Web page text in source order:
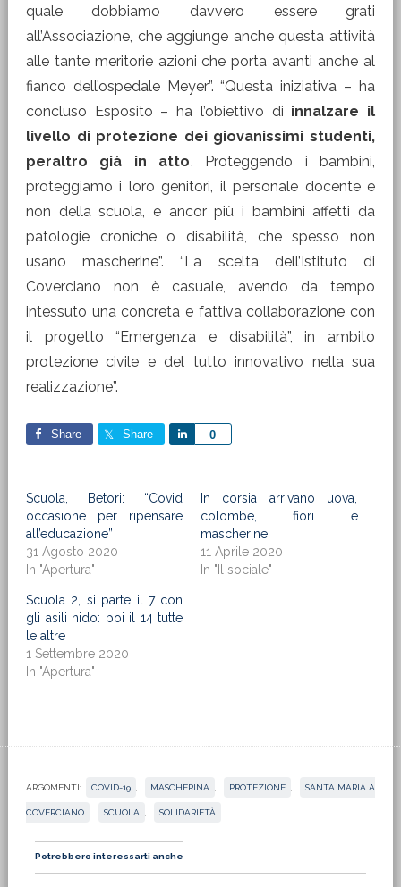
quale dobbiamo davvero essere grati
all’Associazione, che aggiunge anche questa attività
alle tante meritorie azioni che porta avanti anche al
fianco dell’ospedale Meyer”. “Questa iniziativa – ha
concluso Esposito – ha l’obiettivo di innalzare il
livello di protezione dei giovanissimi studenti,
peraltro già in atto. Proteggendo i bambini,
proteggiamo i loro genitori, il personale docente e
non della scuola, e ancor più i bambini affetti da
patologie croniche o disabilità, che spesso non
usano mascherine”. “La scelta dell’Istituto di
Coverciano non è casuale, avendo da tempo
intessuto una concreta e fattiva collaborazione con
il progetto “Emergenza e disabilità”, in ambito
protezione civile e del tutto innovativo nella sua
realizzazione”.
Share Share 0
Share
Scuola, Betori: “Covid
occasione per ripensare
all’educazione”
31 Agosto 2020
In "Apertura"
In corsia arrivano uova,
colombe, fiori e
mascherine
11 Aprile 2020
In "Il sociale"
Scuola 2, si parte il 7 con
gli asili nido: poi il 14 tutte
le altre
1 Settembre 2020
In "Apertura"
ARGOMENTI: COVID-19 MASCHERINA PROTEZIONE SANTA MARIA A
COVERCIANO SCUOLA SOLIDARIETÀ
Potrebbero interessarti anche